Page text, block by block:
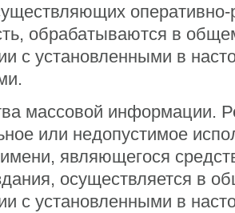
обрабатываются в
с установленными в
массовой информации.
или недопустимое
являющегося
осуществляется в
с установленными в